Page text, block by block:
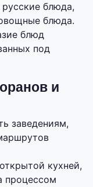
блюда,
блюда.
блюд
под
и
заведениям,
кухней,
процессом